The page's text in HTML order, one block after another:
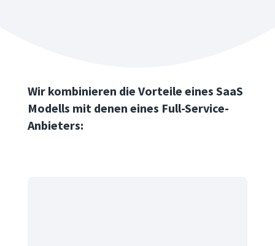
Wir kombinieren die Vorteile eines SaaS
Modells mit denen eines Full-Service-
Anbieters: